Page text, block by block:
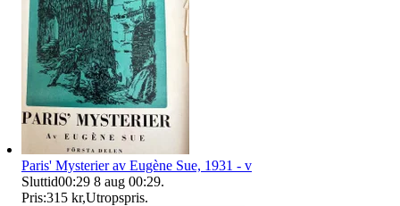
Paris' Mysterier av Eugène Sue, 1931 - v
Sluttid00:29 8 aug 00:29.
Pris:315 kr,Utropspris.